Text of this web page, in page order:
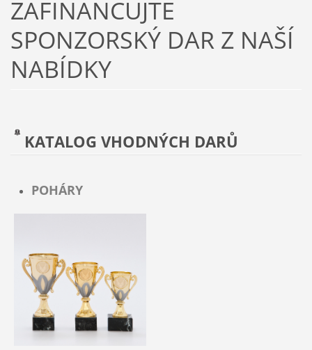
ZAFINANCUJTE
SPONZORSKÝ DAR Z NAŠÍ
NABÍDKY
KATALOG VHODNÝCH DARŮ
POHÁRY